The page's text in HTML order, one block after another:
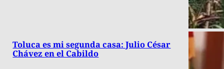
Toluca es mi segunda casa: Julio César
Chávez en el Cabildo